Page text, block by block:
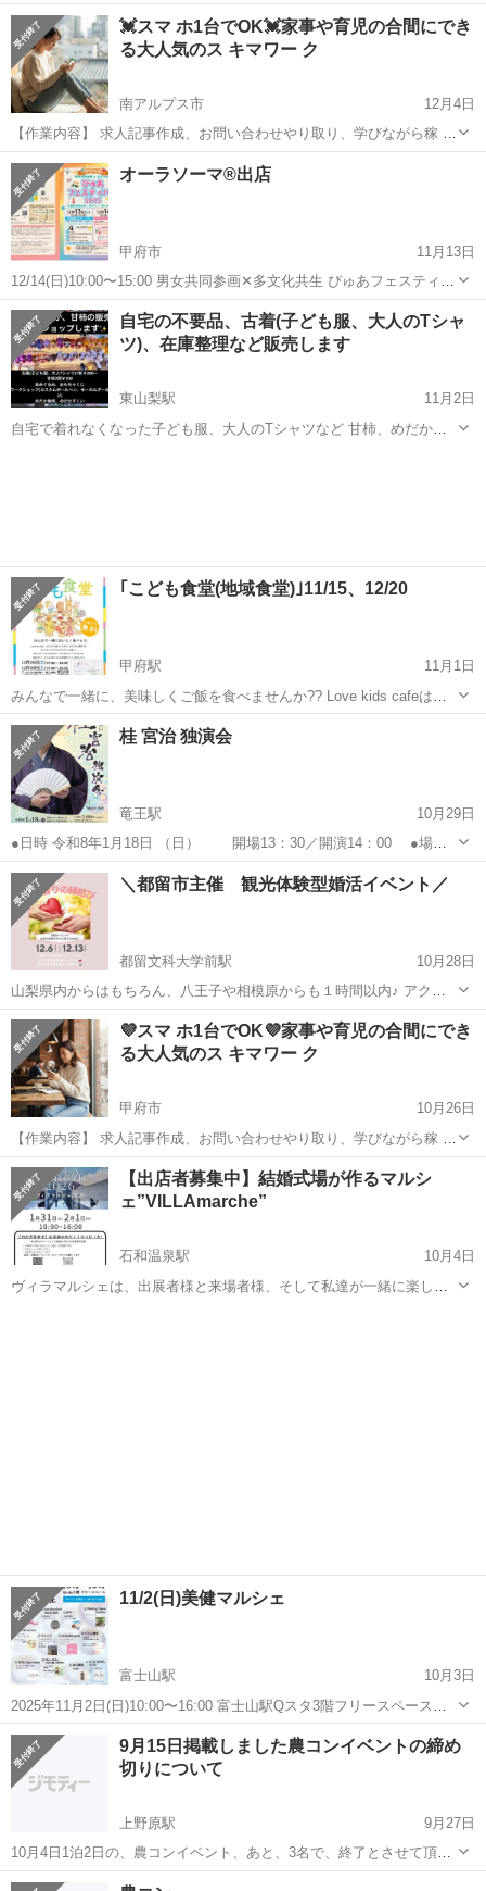
れますか？普段何気なく使っている手や足の血流やリンパを優しく癒
し、改善してあげると、驚くほど身体が軽くなるんです。手・足各40
分、人肌の温もりに包まれながら、ホッ...
山梨 甲府市 その他 ペース
💓スマ ホ1台でOK💓家事や育児の合間にでき
る大人気のス キマワー ク
南アルプス市
12月4日
【作業内容】 求人記事作成、お問い合わせやり取り、学びながら稼 い
でいただきます。 【活動時間】 ご自身の出来る時間帯で大丈夫です。
1日1時間〜OK ※長期的にお付き合いできる方で、業 務 連...
山梨 南アルプス市 時間帯
オーラソーマ®︎出店
甲府市
11月13日
12/14(日)10:00〜15:00 男女共同参画✕多文化共生 ぴゅあフェスティバ
ル♪2025 2日目に出店します。 どうぞお越しくださいませ。
山梨 甲府市 その他 オーラソーマ
自宅の不要品、古着(子ども服、大人のTシャ
ツ)、在庫整理など販売します
東山梨駅
11月2日
自宅で着れなくなった子ども服、大人のTシャツなど 甘柿、めだか個
｢こども食堂(地域食堂)｣11/15、12/20
甲府駅
11月1日
みんなで一緒に、美味しくご飯を食べませんか?? Love kids cafeは、
お母さんと子供達に限らず、一人暮らしをしている大学生、社会人の
方、年配の方etc... どなたでも安心して来ることのできる食堂です。
ひ...
山梨 甲府市 甲府駅 その他
桂 宮治 独演会
竜王駅
10月29日
●日時 令和8年1月18日 （日） 開場13：30／開演14：00 ●場所
桃源文化会館 桃源ホール ●チケット料金 3,800円（全席指定） ※未就
学児の入場はご遠慮ください。 ※車いす席をご...
山梨 南アルプス市 竜王駅 その他 ホール
＼都留市主催 観光体験型婚活イベント／
都留文科大学前駅
10月28日
山梨県内からはもちろん、八王子や相模原からも１時間以内♪ アクセ
スしやすい山梨県都留市で、観光体験型婚活イベントに参加しません
か？ ◎本気で婚活したい！ ◎移住したみたい！ ◎観光ついでにイベ
ントに参加したい...
山梨 都留市 都留文科大学前駅 その他 会場
💜スマ ホ1台でOK💜家事や育児の合間にでき
る大人気のス キマワー ク
甲府市
10月26日
【作業内容】 求人記事作成、お問い合わせやり取り、学びながら稼 い
でいただきます。 【活動時間】 ご自身の出来る時間帯で大丈夫です。
1日1時間〜OK ※長期的にお付き合いできる方で、業 務 連...
山梨 甲府市 その他 時間帯
【出店者募集中】結婚式場が作るマルシ
ェ”VILLAmarche”
石和温泉駅
10月4日
ヴィラマルシェは、出展者様と来場者様、そして私達が一緒に楽し
11/2(日)美健マルシェ
富士山駅
10月3日
2025年11月2日(日)10:00〜16:00 富士山駅Qスタ3階フリースペースに
て開催される 「美健マルシェ」に出店いたします。 通常のコンサルテ
ーションに加え、 ▷カップルコンサルテーション ▷バースデイリーデ
ィング...
山梨 富士吉田市 富士山駅 その他 マルシェ
9月15日掲載しました農コンイベントの締め
切りについて
上野原駅
9月27日
10月4日1泊2日の、農コンイベント、あと、3名で、終了とさせて頂き
ます。 ご応募有難う御座いました。 自然が大好きで、本気で人生のパ
山梨 上野原市